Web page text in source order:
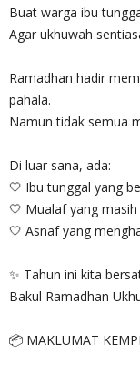
Buat warga ibu
Agar ukhuwah
Ramadhan hadir
pahala.
Namun tidak semua
Di luar sana, ada:
🤍 Ibu tunggal yang
🤍 Mualaf yang
🤍 Asnaf yang
✨ Tahun ini kita
Bakul Ramadhan
📦 MAKLUMAT